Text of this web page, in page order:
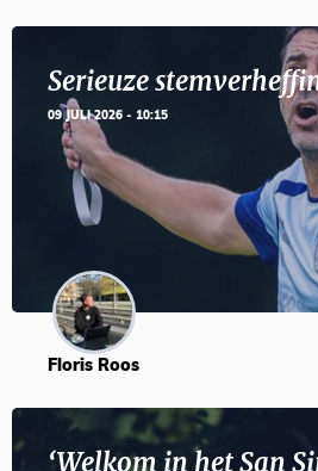
Serieuze
09 JULI 2026 - 10:15
Floris Roos
‘Welkom in het San